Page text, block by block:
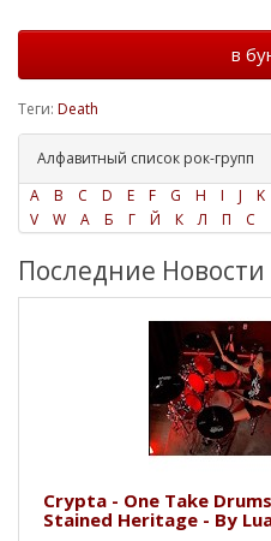
в
Теги: Death
Алфавитный список рок-групп
A
B C D E F G H I J K
V
W А Б Г Й К Л П С
Последние Новости
Crypta - One Take
Stained Heritage - By